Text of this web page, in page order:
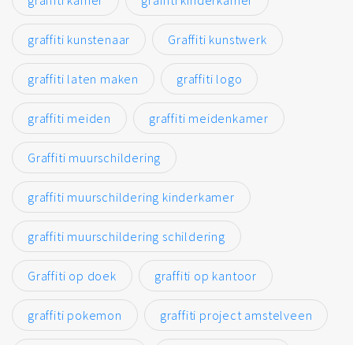
graffiti kunstenaar Graffiti kunstwerk
graffiti laten maken graffiti logo
graffiti meiden graffiti meidenkamer
Graffiti muurschildering
graffiti muurschildering kinderkamer
graffiti muurschildering schildering
Graffiti op doek graffiti op kantoor
graffiti pokemon graffiti project amstelveen